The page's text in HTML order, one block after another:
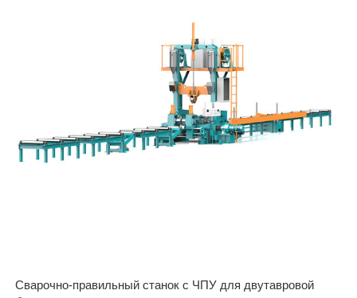
Сварочно-правильный станок с ЧПУ для двутавровой